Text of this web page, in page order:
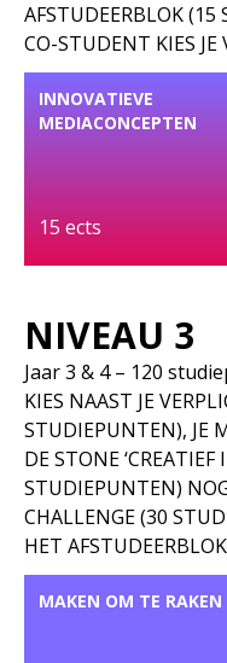
AFSTUDEERBLOK (15
CO-STUDENT KIES
INNOVATIEVE
MEDIACONCEPTEN
15 ects
NIVEAU 3
Jaar 3 & 4 – 120
KIES NAAST JE
STUDIEPUNTEN), JE
DE STONE
STUDIEPUNTEN)
CHALLENGE (30
HET
MAKEN OM TE RAKEN